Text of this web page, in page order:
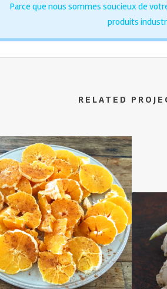
Parce que nous sommes soucieux de
produits
RELATED